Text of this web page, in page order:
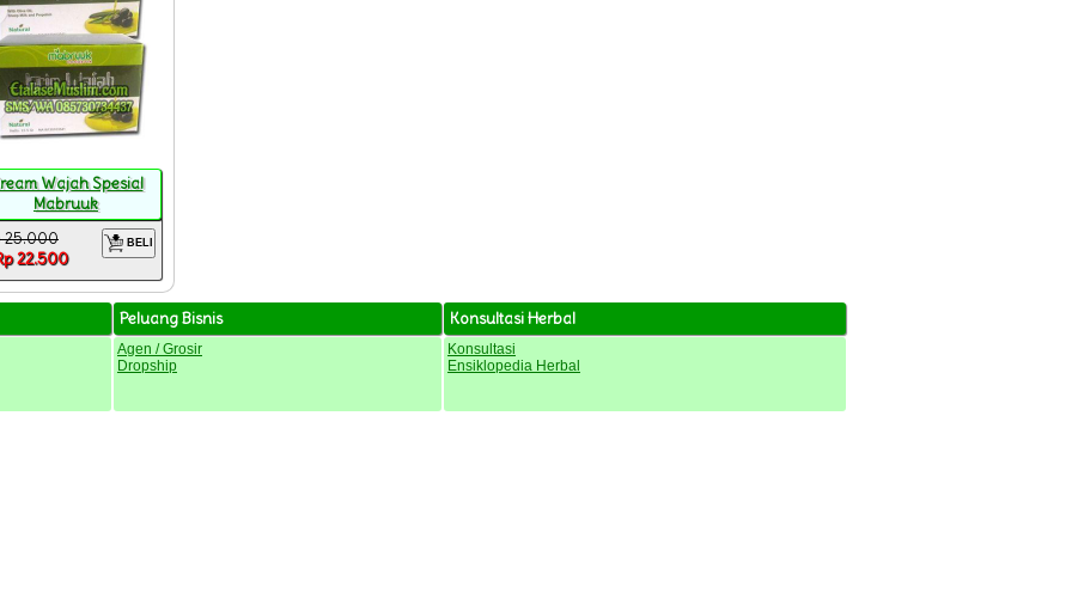
Wajah Spesial
Mabruuk
25.000
22.500
BELI
Peluang Bisnis Konsultasi Herbal
Agen / Grosir
Dropship
Konsultasi
Ensiklopedia Herbal